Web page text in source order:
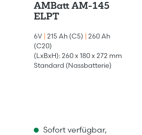
AMBatt AM-145
ELPT
6V 215 Ah (C5)
260 Ah
(C20)
(LxBxH): 260 x 180 x 272 mm
Standard (Nassbatterie)
Sofort verfügbar,